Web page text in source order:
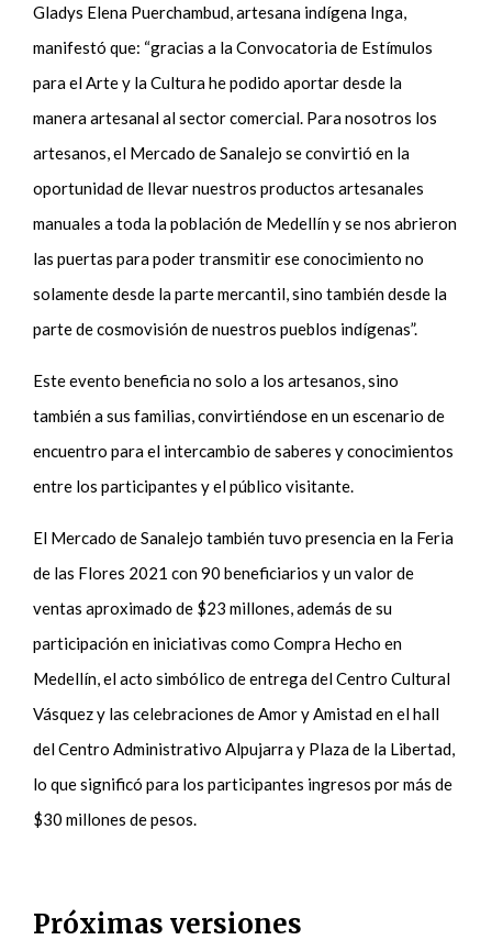
Gladys Elena Puerchambud, artesana indígena Inga,
manifestó que: “gracias a la Convocatoria de Estímulos
para el Arte y la Cultura he podido aportar desde la
manera artesanal al sector comercial. Para nosotros los
artesanos, el Mercado de Sanalejo se convirtió en la
oportunidad de llevar nuestros productos artesanales
manuales a toda la población de Medellín y se nos abrieron
las puertas para poder transmitir ese conocimiento no
solamente desde la parte mercantil, sino también desde la
parte de cosmovisión de nuestros pueblos indígenas”.
Este evento beneficia no solo a los artesanos, sino
también a sus familias, convirtiéndose en un escenario de
encuentro para el intercambio de saberes y conocimientos
entre los participantes y el público visitante.
El Mercado de Sanalejo también tuvo presencia en la Feria
de las Flores 2021 con 90 beneficiarios y un valor de
ventas aproximado de $23 millones, además de su
participación en iniciativas como Compra Hecho en
Medellín, el acto simbólico de entrega del Centro Cultural
Vásquez y las celebraciones de Amor y Amistad en el hall
del Centro Administrativo Alpujarra y Plaza de la Libertad,
lo que significó para los participantes ingresos por más de
$30 millones de pesos.
Próximas versiones